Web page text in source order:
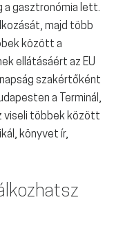
a gasztronómia lett.
majd több
között a
ellátásáért az EU
szakértőként
a Terminál,
viseli többek között
könyvet ír,